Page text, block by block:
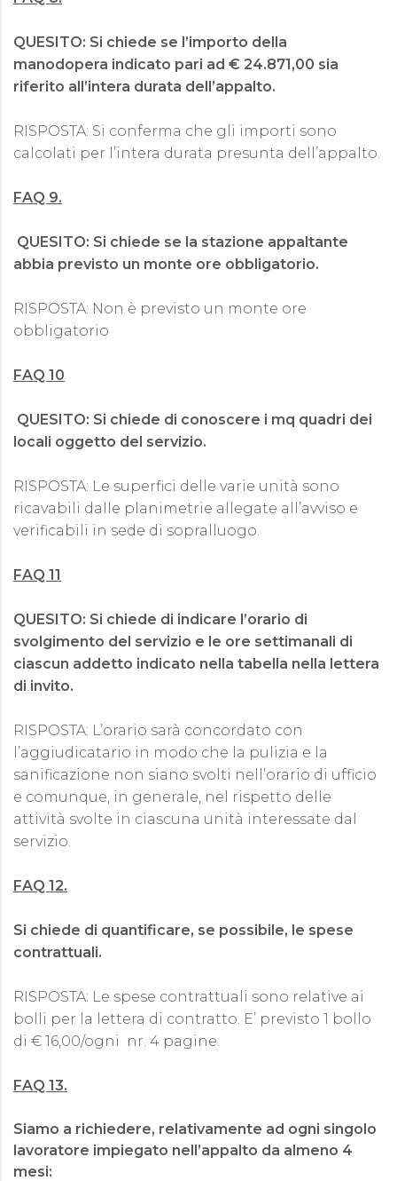
QUESITO: Si chiede se l’importo della
manodopera indicato pari ad € 24.871,00 sia
riferito all’intera durata dell’appalto.
RISPOSTA: Si conferma che gli importi sono
calcolati per l’intera durata presunta dell’appalto.
FAQ 9.
​ QUESITO: Si chiede se la stazione appaltante
abbia previsto un monte ore obbligatorio.
RISPOSTA: Non è previsto un monte ore
obbligatorio
FAQ 10
​ QUESITO: Si chiede di conoscere i mq quadri dei
locali oggetto del servizio.
RISPOSTA: Le superfici delle varie unità sono
ricavabili dalle planimetrie allegate all’avviso e
verificabili in sede di sopralluogo.
FAQ 11
​QUESITO: Si chiede di indicare l’orario di
svolgimento del servizio e le ore settimanali di
ciascun addetto indicato nella tabella nella lettera
di invito.
RISPOSTA: L’orario sarà concordato con
l’aggiudicatario in modo che la pulizia e la
sanificazione non siano svolti nell’orario di ufficio
e comunque, in generale, nel rispetto delle
attività svolte in ciascuna unità interessate dal
servizio.
FAQ 12.
Si chiede di quantificare, se possibile, le spese
contrattuali.
RISPOSTA: Le spese contrattuali sono relative ai
bolli per la lettera di contratto. E’ previsto 1 bollo
di € 16,00/ogni nr. 4 pagine.
FAQ 13.
Siamo a richiedere, relativamente ad ogni singolo
lavoratore impiegato nell’appalto da almeno 4
mesi: